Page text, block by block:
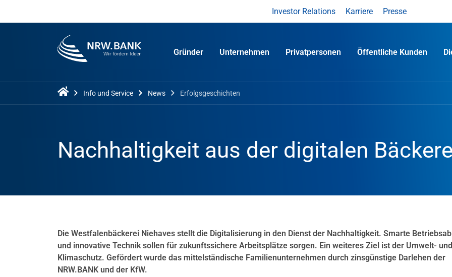
Investor Relations Karriere Presse
Gründer Unternehmen Privatpersonen Öffentliche Kunden
Info und Service News Erfolgsgeschichten
Nachhaltigkeit aus der digitalen
Die Westfalenbäckerei Niehaves stellt die Digitalisierung in den Dienst der Nachhaltigkeit. Smarte
und innovative Technik sollen für zukunftssichere Arbeitsplätze sorgen. Ein weiteres Ziel ist der Umwelt- und
Klimaschutz. Gefördert wurde das mittelständische Familienunternehmen durch zinsgünstige Darlehen der
NRW.BANK und der KfW.